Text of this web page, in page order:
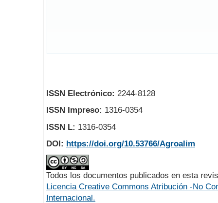
ISSN Electrónico: 2244-8128
ISSN Impreso: 1316-0354
ISSN L: 1316-0354
DOI: https://doi.org/10.53766/Agroalim
Todos los documentos publicados en esta
Licencia Creative Commons Atribución -No
Internacional.